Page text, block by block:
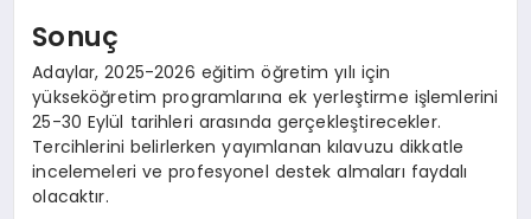
Sonuç
Adaylar, 2025-2026 eğitim öğretim yılı için
yükseköğretim programlarına ek yerleştirme işlemlerini
25-30 Eylül tarihleri arasında gerçekleştirecekler.
Tercihlerini belirlerken yayımlanan kılavuzu dikkatle
incelemeleri ve profesyonel destek almaları faydalı
olacaktır.